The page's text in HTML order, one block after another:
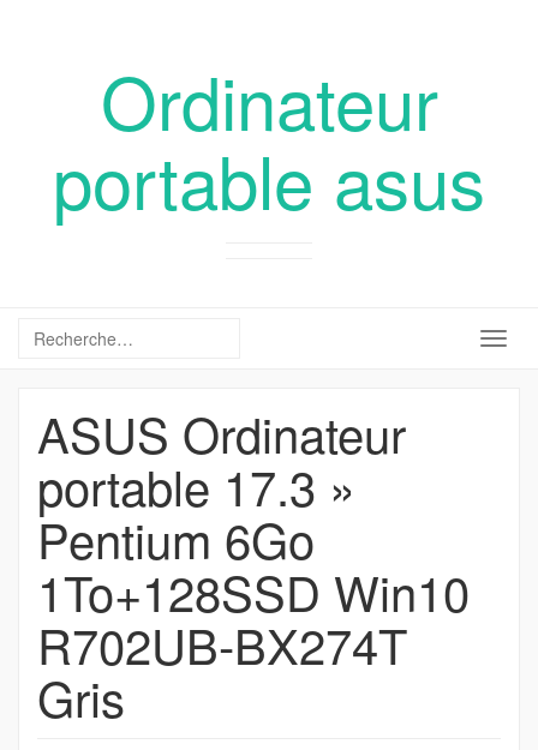
Ordinateur
portable asus
ASUS Ordinateur
portable 17.3 »
Pentium 6Go
1To+128SSD Win10
R702UB-BX274T
Gris